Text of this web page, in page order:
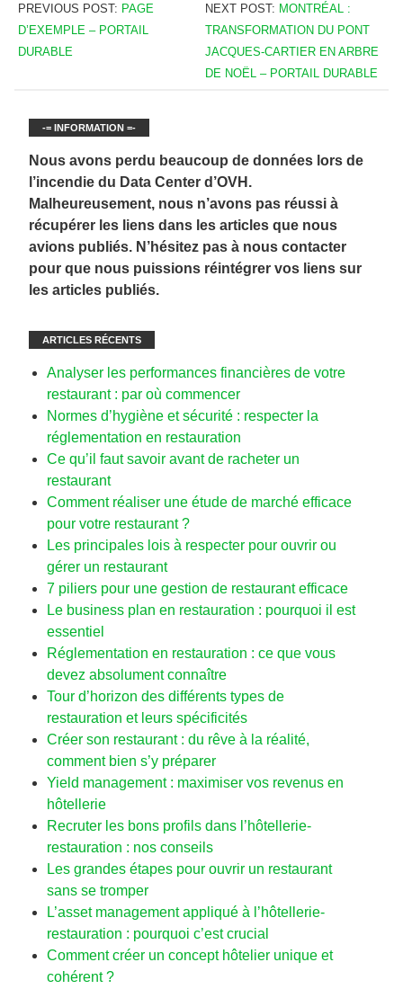
PREVIOUS POST: PAGE
D’EXEMPLE – PORTAIL
DURABLE
NEXT POST: MONTRÉAL :
TRANSFORMATION DU PONT
JACQUES-CARTIER EN ARBRE
DE NOËL – PORTAIL DURABLE
-= INFORMATION =-
Nous avons perdu beaucoup de données lors de
l’incendie du Data Center d’OVH.
Malheureusement, nous n’avons pas réussi à
récupérer les liens dans les articles que nous
avions publiés. N’hésitez pas à nous contacter
pour que nous puissions réintégrer vos liens sur
les articles publiés.
ARTICLES RÉCENTS
Analyser les performances financières de votre
restaurant : par où commencer
Normes d’hygiène et sécurité : respecter la
réglementation en restauration
Ce qu’il faut savoir avant de racheter un
restaurant
Comment réaliser une étude de marché efficace
pour votre restaurant ?
Les principales lois à respecter pour ouvrir ou
gérer un restaurant
7 piliers pour une gestion de restaurant efficace
Le business plan en restauration : pourquoi il est
essentiel
Réglementation en restauration : ce que vous
devez absolument connaître
Tour d’horizon des différents types de
restauration et leurs spécificités
Créer son restaurant : du rêve à la réalité,
comment bien s’y préparer
Yield management : maximiser vos revenus en
hôtellerie
Recruter les bons profils dans l’hôtellerie-
restauration : nos conseils
Les grandes étapes pour ouvrir un restaurant
sans se tromper
L’asset management appliqué à l’hôtellerie-
restauration : pourquoi c’est crucial
Comment créer un concept hôtelier unique et
cohérent ?